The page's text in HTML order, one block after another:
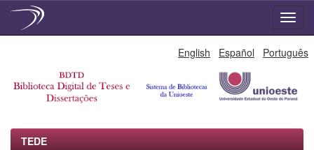
English Español Português
TEDE